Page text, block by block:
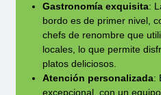
Gastronomía exquisita:
bordo es de primer nivel,
chefs de renombre que
locales, lo que permite
platos deliciosos.
Atención personalizada:
excepcional, con un